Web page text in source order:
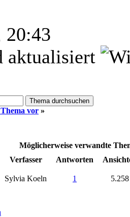
20:43
aktualisiert
vor »
Möglicherweise verwandte
Verfasser Antworten
Sylvia Koeln 1 5.258